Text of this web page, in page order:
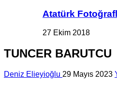
Atatürk
27 Ekim 2018
TUNCER BARUTCU
Deniz Elieyioğlu 29 Mayıs 2023